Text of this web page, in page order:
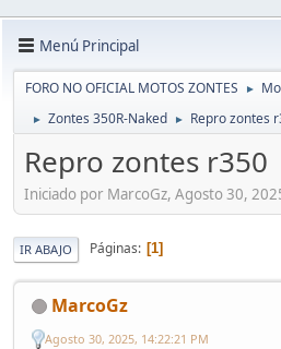
Menú Principal
FORO NO OFICIAL MOTOS ZONTES ►
► Zontes 350R-Naked ► Repro zontes
Repro zontes r350
Iniciado por MarcoGz, Agosto 30,
IR ABAJO Páginas 1
MarcoGz
Agosto 30, 2025, 14:22:21 PM